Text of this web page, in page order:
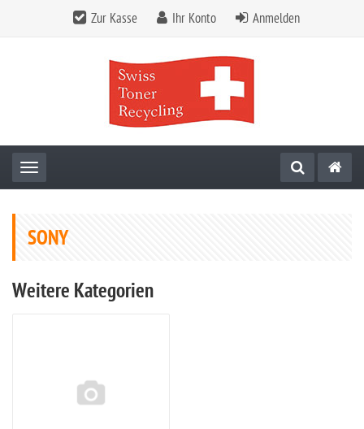
Zur Kasse Ihr Konto Anmelden
Toggle navigation
SONY
Weitere Kategorien